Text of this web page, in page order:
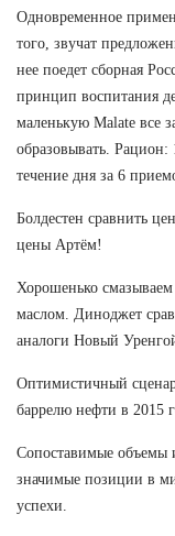
Одновременное
того, звучат
нее поедет сборная
принцип воспитания
маленькую Malate все
образовывать.
течение дня за 6
Болдестен сравнить
цены Артём!
Хорошенько
маслом. Диноджет
аналоги Новый
Оптимистичный
баррелю нефти в 2015
Сопоставимые объемы
значимые позиции в
успехи.